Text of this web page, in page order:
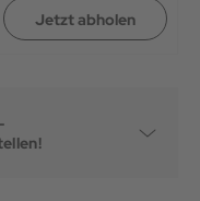
Jetzt abholen